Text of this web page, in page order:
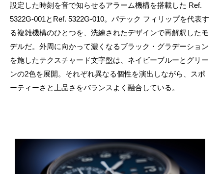
設定した時刻を音で知らせるアラーム機構を搭載した Ref.
5322G-001とRef. 5322G-010。パテック フィリップを代表す
る複雑機構のひとつを、洗練されたデザインで再解釈したモ
デルだ。外周に向かって濃くなるブラック・グラデーション
を施したテクスチャード文字盤は、ネイビーブルーとグリー
ンの2色を展開。それぞれ異なる個性を演出しながら、スポ
ーティーさと上品さをバランスよく融合している。